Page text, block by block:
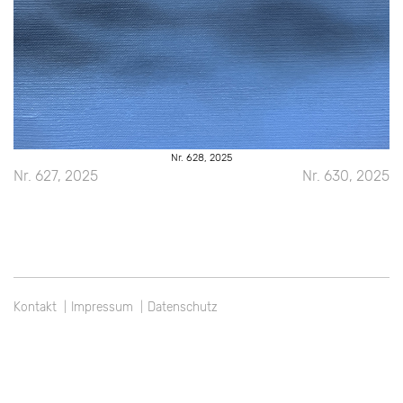
Nr. 628, 2025
Beitragsnavigation
Nr. 627, 2025 Nr. 630, 2025
Kontakt Impressum Datenschutz